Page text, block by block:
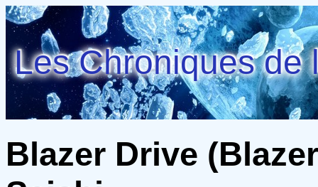
Les Chroniques de
Blazer Drive